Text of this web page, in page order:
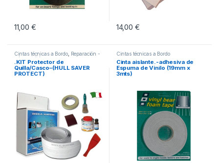
11,00 € 14,00 €
Cintas técnicas a Bordo, Reparación -
colas y tejidos
.KIT Protector de
Quilla/Casco–(HULL SAVER
PROTECT)
Cintas técnicas a Bordo
Cinta aislante.-adhesiva de
Espuma de Vinilo (19mm x
3mts)